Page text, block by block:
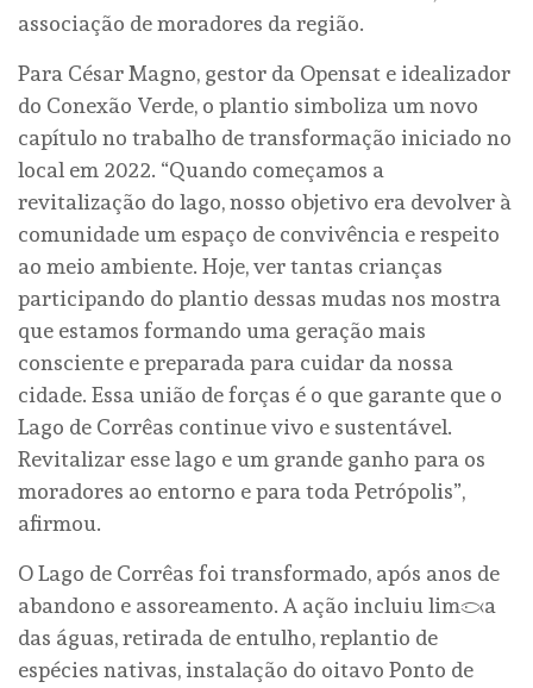
associação de moradores da região.
Para César Magno, gestor da Opensat e idealizador
do Conexão Verde, o plantio simboliza um novo
capítulo no trabalho de transformação iniciado no
local em 2022. “Quando começamos a
revitalização do lago, nosso objetivo era devolver à
comunidade um espaço de convivência e respeito
ao meio ambiente. Hoje, ver tantas crianças
participando do plantio dessas mudas nos mostra
que estamos formando uma geração mais
consciente e preparada para cuidar da nossa
cidade. Essa união de forças é o que garante que o
Lago de Corrêas continue vivo e sustentável.
Revitalizar esse lago e um grande ganho para os
moradores ao entorno e para toda Petrópolis”,
afirmou.
O Lago de Corrêas foi transformado, após anos de
abandono e assoreamento. A ação incluiu limpeza
das águas, retirada de entulho, replantio de
espécies nativas, instalação do oitavo Ponto de